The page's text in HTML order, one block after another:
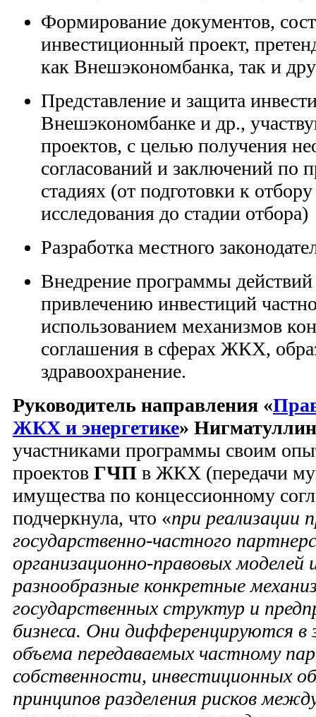
Формирование документов,
инвестиционный проект,
как Внешэкономбанка, так и
Представление и защита
Внешэкономбанке и др.,
проектов, с целью получения
согласований и заключений по
стадиях (от подготовки к
исследования до стадии отбора)
Разработка местного
Внедрение программы
привлечению инвестиций
использованием механизмов
соглашения в сферах ЖКХ,
здравоохранение.
Руководитель направления «
ЖКХ и энергетике»
участниками программы своим
проектов ГЧП в ЖКХ (передачи
имущества по концессионному
подчеркнула, что «при реализации
государственно-частного
организационно-правовых моделей
разнообразные конкретные
государственных структур и
бизнеса. Они дифференцируются в
объема передаваемых частному
собственности, инвестиционных
принципов разделения рисков